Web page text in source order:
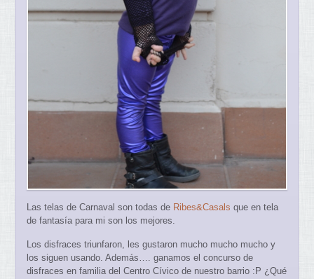
Las telas de Carnaval son todas de Ribes&Casals que en tela
de fantasía para mi son los mejores.
Los disfraces triunfaron, les gustaron mucho mucho mucho y
los siguen usando. Además…. ganamos el concurso de
disfraces en familia del Centro Cívico de nuestro barrio :P ¿Qué